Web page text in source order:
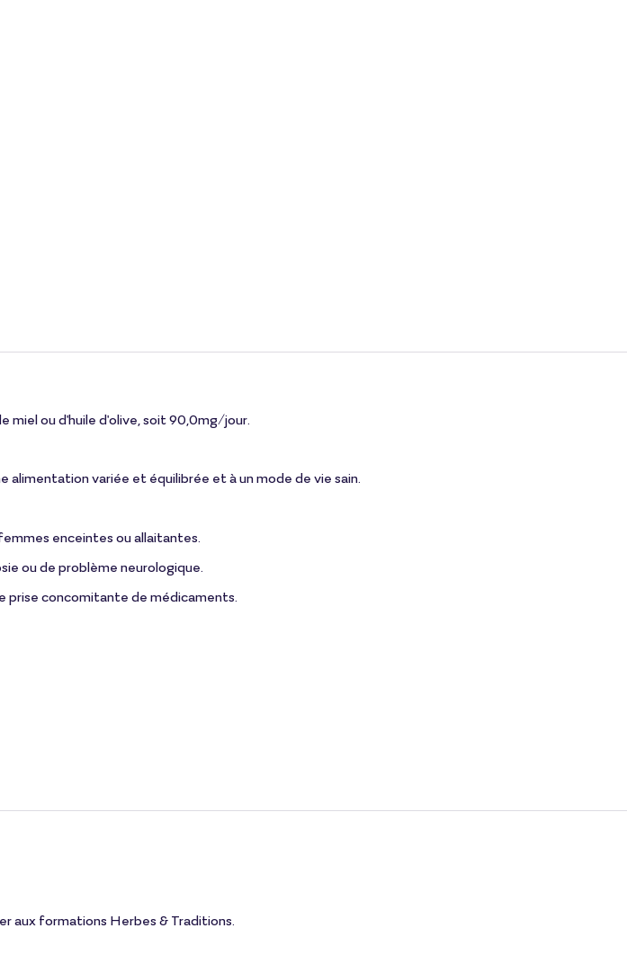
miel ou d'huile d'olive, soit 90,0mg/jour.
alimentation variée et équilibrée et à un mode de vie sain.
enceintes ou allaitantes.
ou de problème neurologique.
prise concomitante de médicaments.
aux formations Herbes & Traditions.